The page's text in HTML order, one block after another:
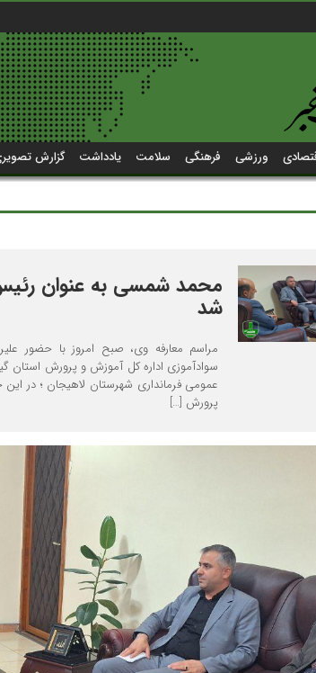
ورزشی فرهنگی سلامت یادداشت گزارش
محمد شمسی به عنوان
شد
مراسم معارفه وی، صبح امروز با حضور
سوادآموزی اداره کل آموزش و پرورش استان
عمومی فرمانداری شهرستان لاهیجان ؛ در
پرورش […]